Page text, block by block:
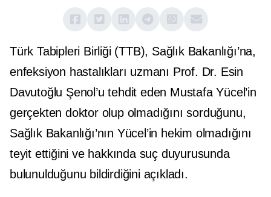
Türk Tabipleri Birliği (TTB), Sağlık Bakanlığı’na,
enfeksiyon hastalıkları uzmanı Prof. Dr. Esin
Davutoğlu Şenol’u tehdit eden Mustafa Yücel’in
gerçekten doktor olup olmadığını sorduğunu,
Sağlık Bakanlığı’nın Yücel’in hekim olmadığını
teyit ettiğini ve hakkında suç duyurusunda
bulunulduğunu bildirdiğini açıkladı.